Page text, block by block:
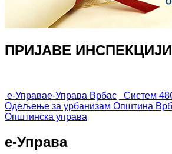
ПРИЈАВЕ ИНСПЕКЦИЈИ
е-Управае-Управа Врбас Систем 48
Одељење за урбанизам Општина
Општинска управа
е-Управа